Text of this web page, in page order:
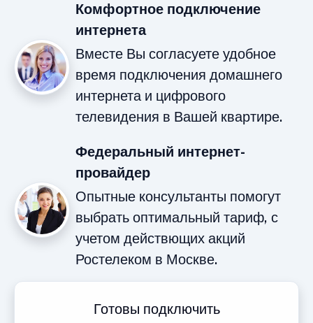
Комфортное подключение
интернета
Вместе Вы согласуете удобное
время подключения домашнего
интернета и цифрового
телевидения в Вашей квартире.
Федеральный интернет-
провайдер
Опытные консультанты помогут
выбрать оптимальный тариф, с
учетом действющих акций
Ростелеком в Москве.
Готовы подключить